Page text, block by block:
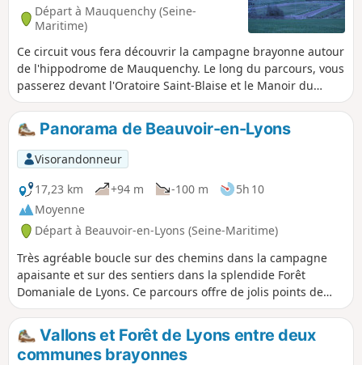
Départ à Mauquenchy (Seine-
Maritime)
Ce circuit vous fera découvrir la campagne brayonne autour
de l'hippodrome de Mauquenchy. Le long du parcours, vous
passerez devant l'Oratoire Saint-Blaise et le Manoir du
Randillon.
Panorama de Beauvoir-en-Lyons
Visorandonneur
17,23 km
+94 m -100 m
5h 10
Moyenne
Départ à Beauvoir-en-Lyons (Seine-Maritime)
Très agréable boucle sur des chemins dans la campagne
apaisante et sur des sentiers dans la splendide Forêt
Domaniale de Lyons. Ce parcours offre de jolis points de
vue sur le Pays de Bray à La Mistaquerie. Le panorama au
départ de Beauvoir-en-Lyons est incontournable.
Vallons et Forêt de Lyons entre deux
communes brayonnes